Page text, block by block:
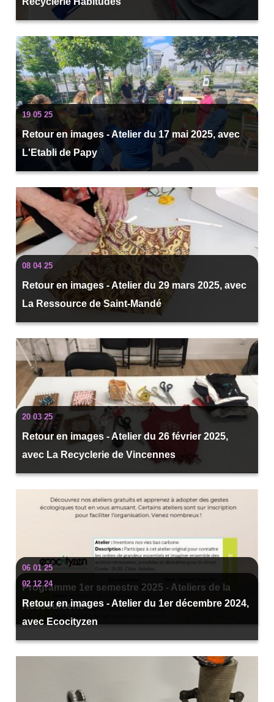
19 05 25
Retour en images - Atelier du 17 mai 2025, avec
L'Etabli de Papy
08 04 25
Retour en images - Atelier du 29 mars 2025, avec
La Ressource de Saint-Mandé
20 03 25
Retour en images - Atelier du 26 février 2025,
avec La Recyclerie de Vincennes
06 01 25
Programme 1er semestre 2025 - Ateliers de la
Ressourcerie
02 12 24
Retour en images - Atelier du 1er décembre 2024,
avec Ecocityzen